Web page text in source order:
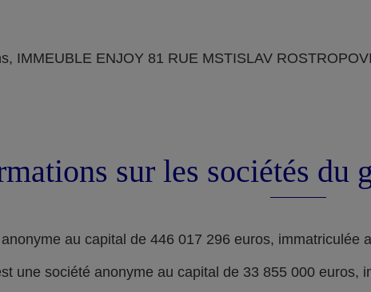
IMMEUBLE ENJOY 81 RUE MSTISLAV
sur les sociétés du
au capital de 446 017 296 euros, immatriculée
une société anonyme au capital de 33 855 000 euros,